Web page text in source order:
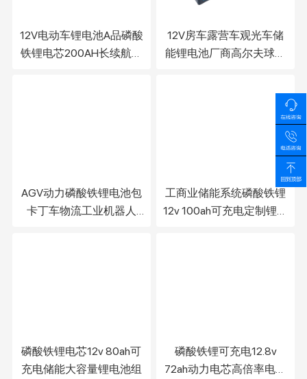
12V电动车锂电池A品磷酸
铁锂电芯200AH长续航代
12V房车露营车观光车储
能锂电池厂商高尔夫球车
AGV动力磷酸铁锂电池包
卡丁车物流工业机器人
工商业储能系统磷酸铁锂
12v 100ah可充电定制锂离
磷酸铁锂电芯12v 80ah可
充电储能大容量锂电池组
磷酸铁锂可充电12.8v
72ah动力电芯高倍率电动